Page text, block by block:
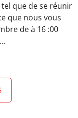
que de se réunir
que nous vous
de à 16 :00